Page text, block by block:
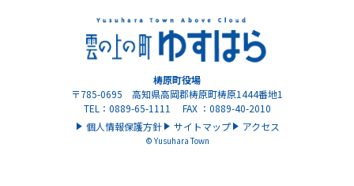
梼原町役場
〒785-0695 高知県高岡郡梼原町梼原1444番地1
TEL：0889-65-1111 FAX ：0889-40-2010
個人情報保護方針
サイトマップ アクセス
© Yusuhara Town